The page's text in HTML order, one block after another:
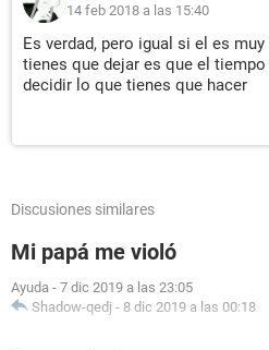
14 feb 2018 a las 15:40
Es verdad, pero igual si el es
tienes que dejar es que el
decidir lo que tienes que hacer
Discusiones similares
Mi papá me violó
Ayuda - 7 dic 2019 a las 23:05
Shadow-qedj - 8 dic 2019 a las 00:18